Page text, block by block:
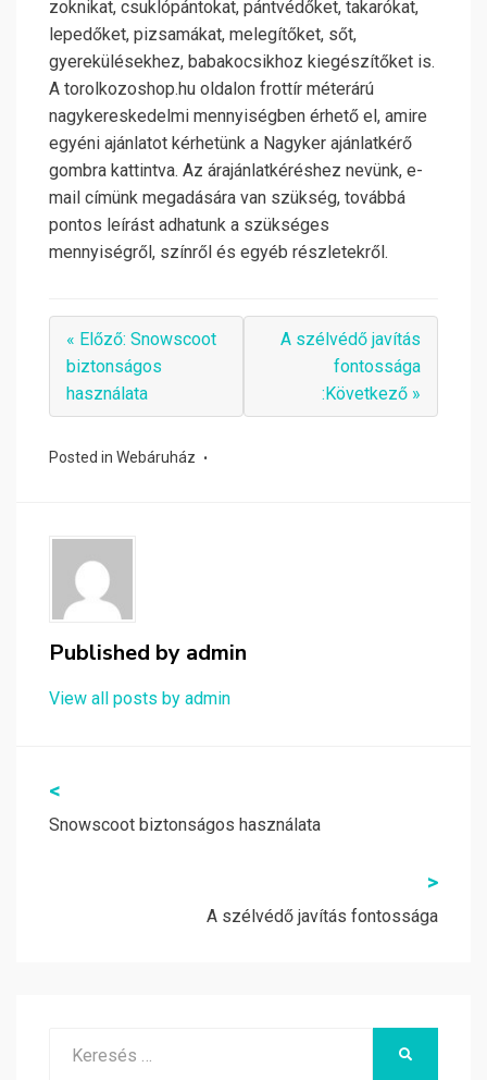
zoknikat, csuklópántokat, pántvédőket, takarókat,
lepedőket, pizsamákat, melegítőket, sőt,
gyerekülésekhez, babakocsikhoz kiegészítőket is.
A torolkozoshop.hu oldalon frottír méterárú
nagykereskedelmi mennyiségben érhető el, amire
egyéni ajánlatot kérhetünk a Nagyker ajánlatkérő
gombra kattintva. Az árajánlatkéréshez nevünk, e-
mail címünk megadására van szükség, továbbá
pontos leírást adhatunk a szükséges
mennyiségről, színről és egyéb részletekről.
« Előző: Snowscoot
biztonságos
használata
A szélvédő javítás
fontossága
:Következő »
Posted in Webáruház
Published by admin
View all posts by admin
Bejegyzés
navigáció
<
Snowscoot biztonságos használata
>
A szélvédő javítás fontossága